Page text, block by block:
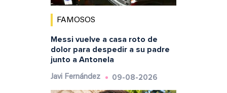
FAMOSOS
Messi vuelve a casa roto de
dolor para despedir a su padre
junto a Antonela
Javi Fernández 09-08-2026